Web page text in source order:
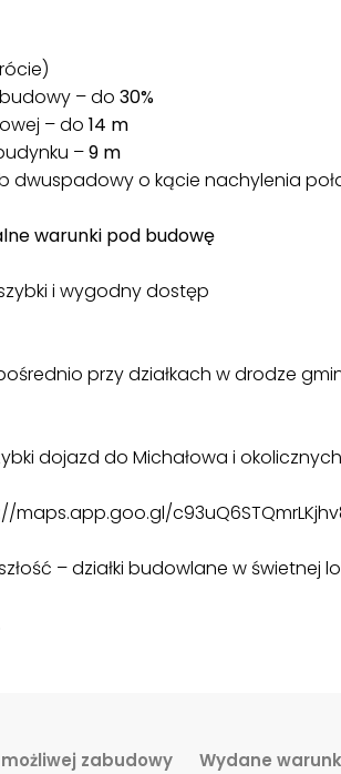
– do 30%
– do 14 m
–9 m
dwuspadowy o kącie nachylenia
warunki pod budowę
i wygodny dostęp
przy działkach w drodze
dojazd do Michałowa i
maps.app.goo.gl/
– działki budowlane w świetnej
zabudowy
Wydane